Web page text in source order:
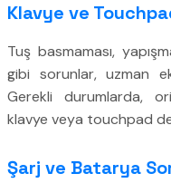
Klavye ve
Tuş basmaması,
gibi sorunlar, uzman
Gerekli durumlarda,
klavye veya touchpad
Şarj ve Batarya